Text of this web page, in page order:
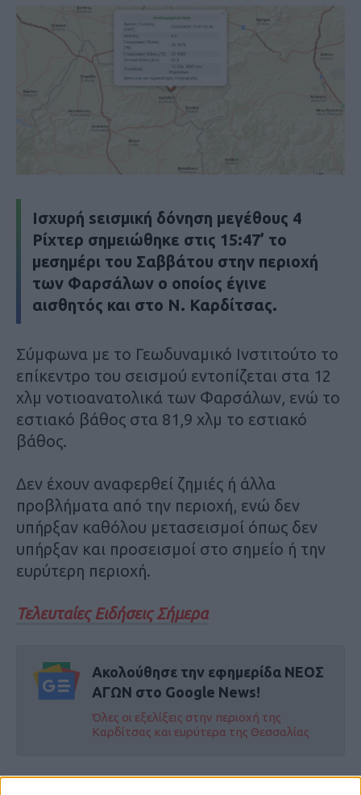
Ισχυρή sεισμική δόνηση μεγέθους 4
Ρίχτερ σημειώθηκε στις 15:47’ το
μεσημέρι του Σαββάτου στην περιοχή
των Φαρσάλων ο οποίος έγινε
αισθητός και στο Ν. Καρδίτσας.
Σύμφωνα με το Γεωδυναμικό Ινστιτούτο το
επίκεντρο του σεισμού εντοπίζεται στα 12
χλμ νοτιοανατολικά των Φαρσάλων, ενώ το
εστιακό βάθος στα 81,9 χλμ το εστιακό
βάθος.
Δεν έχουν αναφερθεί ζημιές ή άλλα
προβλήματα από την περιοχή, ενώ δεν
υπήρξαν καθόλου μετασεισμοί όπως δεν
υπήρξαν και προσεισμοί στο σημείο ή την
ευρύτερη περιοχή.
Τελευταίες Ειδήσεις Σήμερα
Ακολούθησε την εφημερίδα ΝΕΟΣ
ΑΓΩΝ στο Google News!
Όλες οι εξελίξεις στην περιοχή της
Καρδίτσας και ευρύτερα της Θεσσαλίας